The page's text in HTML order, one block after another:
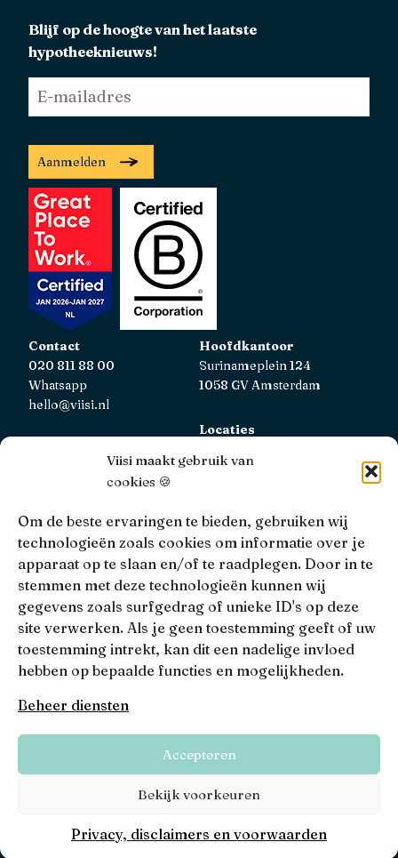
Viisi maakt gebruik van
cookies 🍪
Om de beste ervaringen te bieden, gebruiken wij
technologieën zoals cookies om informatie over je
apparaat op te slaan en/of te raadplegen. Door in te
stemmen met deze technologieën kunnen wij
gegevens zoals surfgedrag of unieke ID's op deze
site verwerken. Als je geen toestemming geeft of uw
toestemming intrekt, kan dit een nadelige invloed
hebben op bepaalde functies en mogelijkheden.
Beheer diensten
Accepteren
Bekijk voorkeuren
Privacy, disclaimers en voorwaarden
Blijf op de hoogte van het laatste
hypotheeknieuws!
mailadres *
Aanmelden
Contact
020 811 88 00
Whatsapp
hello@viisi.nl
Hoofdkantoor
Surinameplein 124
1058 GV Amsterdam
Locaties
Viisi Hypotheken is geregistreerd bij de AFM.
Registratienummer: 12039833
KiFiD
Niet tevreden over onze interne klachtbehandeling, dan
kun je terecht bijKiFiD.
• 4.9 •
Viisi © 2026
Algemene voorwaarden
Privacy, disclaimers en voorwaarden